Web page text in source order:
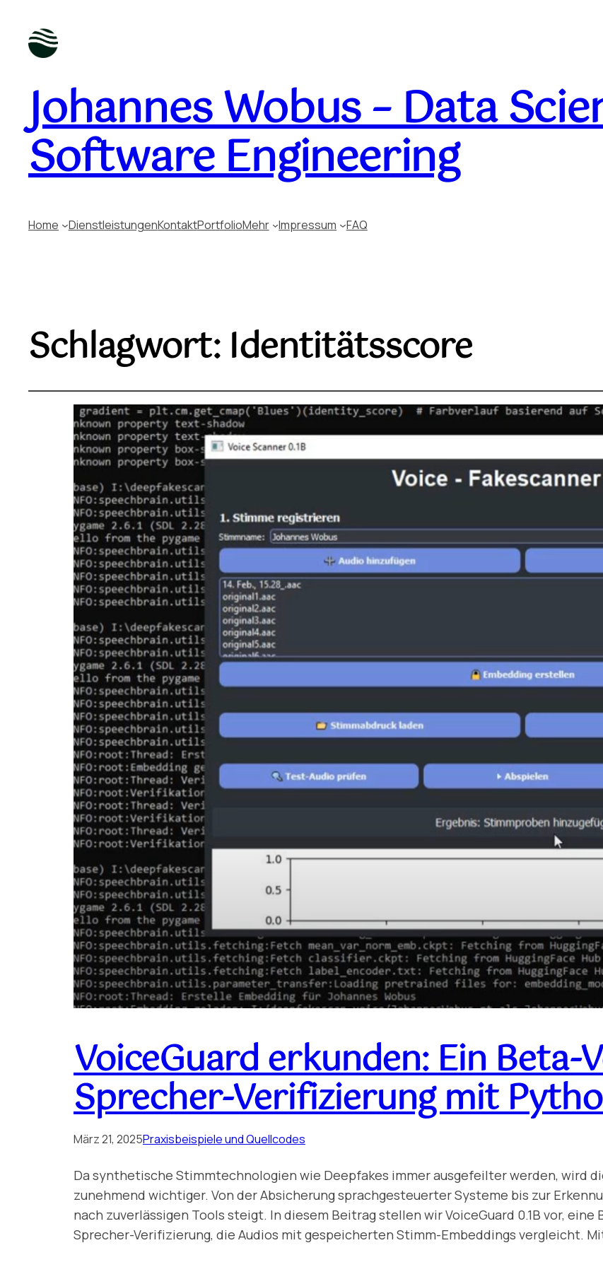
Johannes Wobus – Data
Software Engineering
Home DienstleistungenKontaktPortfolioMehr Impressum FAQ
Schlagwort: Identitätsscore
VoiceGuard erkunden: Ein
Sprecher-Verifizierung mit
März 21, 2025Praxisbeispiele und Quellcodes
Da synthetische Stimmtechnologien wie Deepfakes immer ausgefeilter werden, wird
zunehmend wichtiger. Von der Absicherung sprachgesteuerter Systeme bis zur
nach zuverlässigen Tools steigt. In diesem Beitrag stellen wir VoiceGuard 0.1B vor,
Sprecher-Verifizierung, die Audios mit gespeicherten Stimm-Embeddings vergleicht.